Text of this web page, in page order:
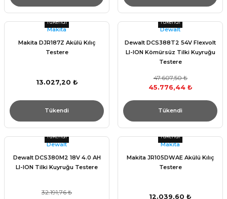
Tükendi
Makita
Makita DJR187Z Akülü Kılıç
Testere
13.027,20 ₺
Tükendi
Tükendi
Dewalt
Dewalt DCS388T2 54V Flexvolt
LI-ION Kömürsüz Tilki Kuyruğu
Testere
47.607,50 ₺
45.776,44 ₺
Tükendi
Tükendi
Dewalt
Dewalt DCS380M2 18V 4.0 AH
LI-ION Tilki Kuyruğu Testere
32.191,76 ₺
Tükendi
Makita
Makita JR105DWAE Akülü Kılıç
Testere
12.039,60 ₺